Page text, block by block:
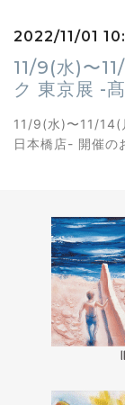
2022/11/01
11/9(水)〜
ク 東京展 -
11/9(水)〜11/14(
日本橋店- 開催の